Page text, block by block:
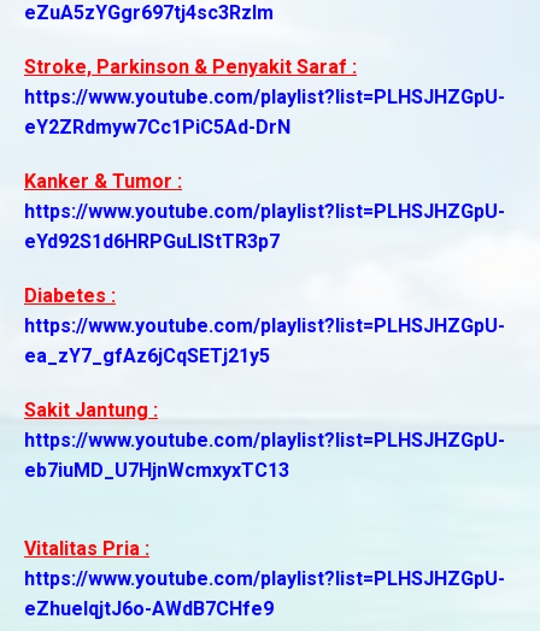
eZuA5zYGgr697tj4sc3Rzlm
Stroke, Parkinson & Penyakit Saraf :
https://www.youtube.com/playlist?list=PLHSJHZGpU-
eY2ZRdmyw7Cc1PiC5Ad-DrN
Kanker & Tumor :
https://www.youtube.com/playlist?list=PLHSJHZGpU-
eYd92S1d6HRPGuLIStTR3p7
Diabetes :
https://www.youtube.com/playlist?list=PLHSJHZGpU-
ea_zY7_gfAz6jCqSETj21y5
Sakit Jantung :
https://www.youtube.com/playlist?list=PLHSJHZGpU-
eb7iuMD_U7HjnWcmxyxTC13
Vitalitas Pria :
https://www.youtube.com/playlist?list=PLHSJHZGpU-
eZhuelqjtJ6o-AWdB7CHfe9